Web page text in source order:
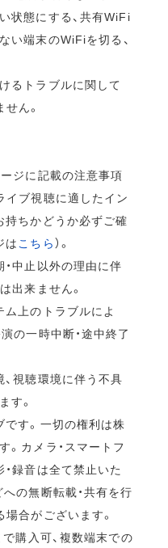
状態にする、共有WiFi
い端末のWiFiを切る、
るトラブルに関して
ん。
ージに記載の注意事項
イブ視聴に適したイン
持ちかどうか必ずご確
は こちら）。
中止以外の理由に伴
出来ません。
ム上のトラブルによ
の一時中断・途中終了
、視聴環境に伴う不具
す。
です。一切の権利は株
。カメラ・スマートフ
録音は全て禁止いた
の無断転載・共有を行
合がございます。
購入可、複数端末での